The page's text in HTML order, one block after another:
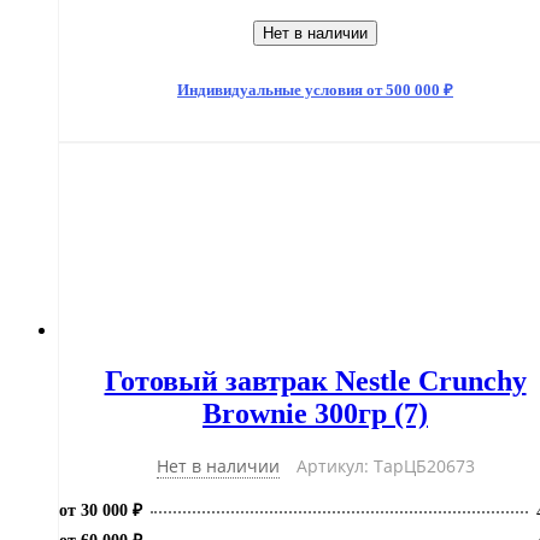
Нет в наличии
Индивидуальные условия от 500 000 ₽
Готовый завтрак Nestle Crunchy
Brownie 300гр (7)
Нет в наличии Артикул: ТарЦБ20673
от 30 000 ₽